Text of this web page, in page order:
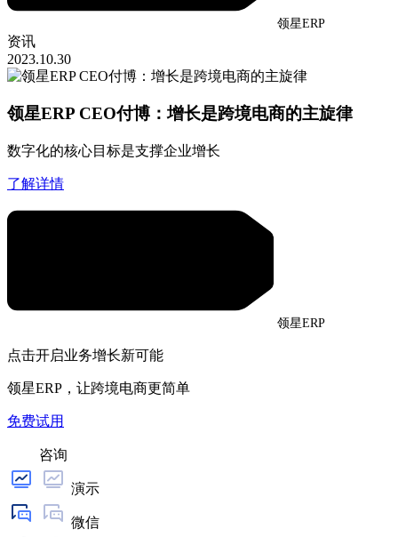
领星ERP
资讯
2023.10.30
领星ERP CEO付博：增长是跨境电商的主旋律
数字化的核心目标是支撑企业增长
了解详情
领星ERP
点击开启业务增长新可能
领星ERP，让跨境电商更简单
免费试用
咨询
演示
微信